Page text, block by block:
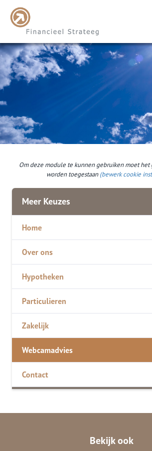
Om deze module te kunnen gebruiken moet het
worden toegestaan(bewerk cookie
Meer Keuzes
Home
Over ons
Hypotheken
Particulieren
Zakelijk
Webcamadvies
Contact
Bekijk ook